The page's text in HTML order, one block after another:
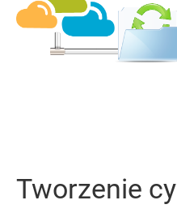
Tworzenie